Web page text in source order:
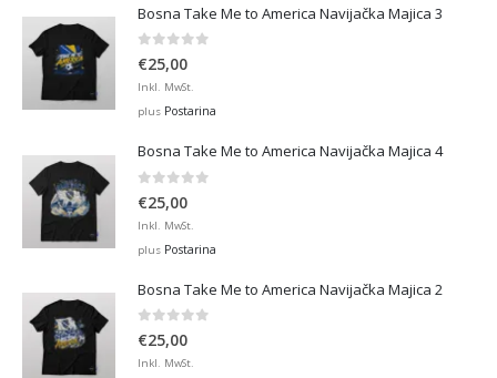
Bosna Take Me to America Navijačka Majica 3
0 out of 5
€25,00
Inkl. MwSt.
plus Postarina
Bosna Take Me to America Navijačka Majica 4
€25,00
Inkl. MwSt.
plus Postarina
Bosna Take Me to America Navijačka Majica 2
0 out of 5
€25,00
Inkl. MwSt.